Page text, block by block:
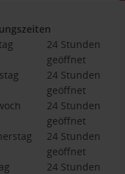
24 Stunden
geöffnet
24 Stunden
geöffnet
24 Stunden
geöffnet
24 Stunden
geöffnet
24 Stunden